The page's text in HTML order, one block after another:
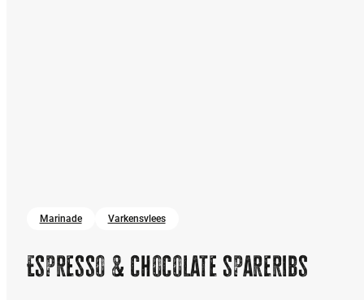
Marinade Varkensvlees
Espresso & chocolate spareribs